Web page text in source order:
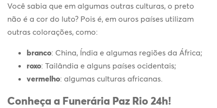
Você sabia que em algumas outras culturas, o preto
não é a cor do luto? Pois é, em ouros países utilizam
outras colorações, como:
branco: China, Índia e algumas regiões da África;
roxo: Tailândia e alguns países ocidentais;
vermelho: algumas culturas africanas.
Conheça a Funerária Paz Rio 24h!